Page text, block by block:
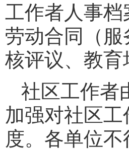
工作者人事
劳动合同（
核评议、教
社区工作者
加强对社区
度。各单位